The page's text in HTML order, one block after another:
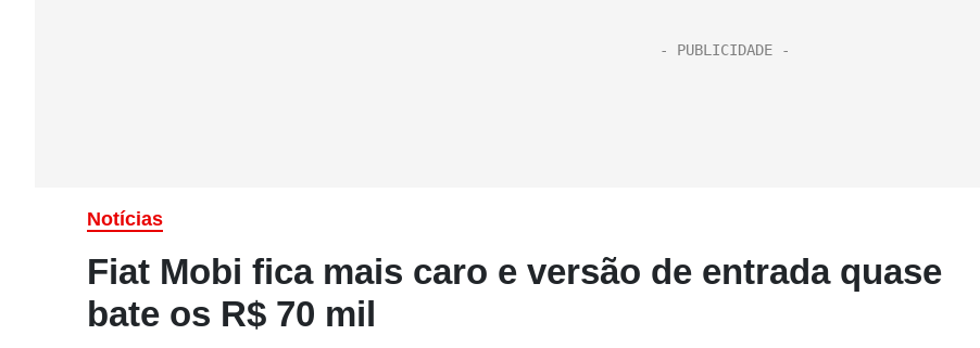
Notícias
Fiat Mobi fica mais caro e versão de entrada quase
bate os R$ 70 mil